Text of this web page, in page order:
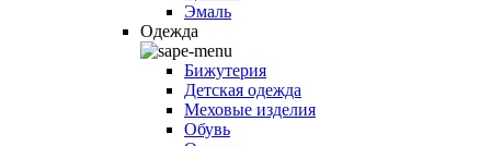
Эмаль
Одежда
Бижутерия
Детская одежда
Меховые изделия
Обувь